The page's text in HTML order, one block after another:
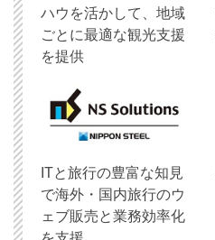
ハウを活かして、地域
ごとに最適な観光支援
を提供
ITと旅行の豊富な知見
で海外・国内旅行のウ
ェブ販売と業務効率化